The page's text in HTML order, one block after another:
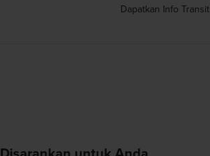
Dapatkan Info Transit